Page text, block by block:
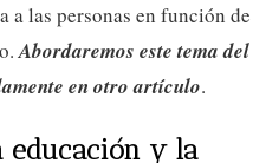
a las personas en función de
Abordaremos este tema del
en otro artículo.
educación y la